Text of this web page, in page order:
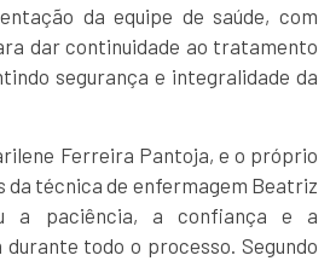
da equipe de saúde, com
dar continuidade ao tratamento
segurança e integralidade da
Ferreira Pantoja, e o próprio
da técnica de enfermagem Beatriz
a paciência, a confiança e a
todo o processo. Segundo